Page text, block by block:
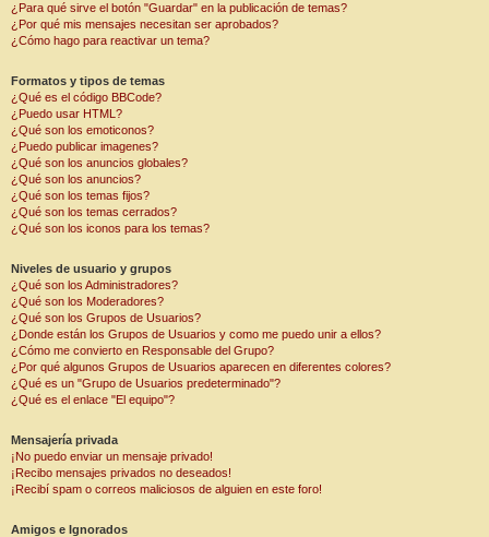
¿Para qué sirve el botón "Guardar" en la publicación de temas?
¿Por qué mis mensajes necesitan ser aprobados?
¿Cómo hago para reactivar un tema?
Formatos y tipos de temas
¿Qué es el código BBCode?
¿Puedo usar HTML?
¿Qué son los emoticonos?
¿Puedo publicar imagenes?
¿Qué son los anuncios globales?
¿Qué son los anuncios?
¿Qué son los temas fijos?
¿Qué son los temas cerrados?
¿Qué son los iconos para los temas?
Niveles de usuario y grupos
¿Qué son los Administradores?
¿Qué son los Moderadores?
¿Qué son los Grupos de Usuarios?
¿Donde están los Grupos de Usuarios y como me puedo unir a ellos?
¿Cómo me convierto en Responsable del Grupo?
¿Por qué algunos Grupos de Usuarios aparecen en diferentes colores?
¿Qué es un "Grupo de Usuarios predeterminado"?
¿Qué es el enlace "El equipo"?
Mensajería privada
¡No puedo enviar un mensaje privado!
¡Recibo mensajes privados no deseados!
¡Recibí spam o correos maliciosos de alguien en este foro!
Amigos e Ignorados